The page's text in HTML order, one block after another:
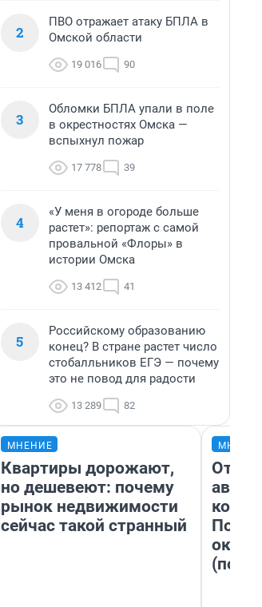
2
ПВО отражает атаку БПЛА в
Омской области
19 016 90
3
Обломки БПЛА упали в поле
в окрестностях Омска —
вспыхнул пожар
17 778 39
4
«У меня в огороде больше
растет»: репортаж с самой
провальной «Флоры» в
истории Омска
13 412 41
5
Российскому образованию
конец? В стране растет число
стобалльников ЕГЭ — почему
это не повод для радости
13 289 82
МНЕНИЕ
Квартиры дорожают,
но дешевеют: почему
рынок недвижимости
сейчас такой странный
От